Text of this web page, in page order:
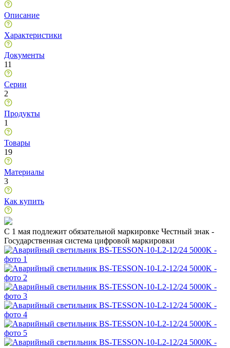
Описание
Характеристики
Документы
11
Серии
2
Продукты
1
Товары
19
Материалы
3
Как купить
C 1 мая подлежит обязательной маркировке Честный знак -
Государственная система цифровой маркировки